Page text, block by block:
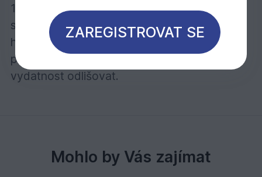
16 m2. Vydatnost závisí do značné míry na
stavu dřeva. Uvedené hodnoty se vztahují na
hladké hoblované/broušené dřevěné
povrchy, u ostatních povrchů se může
vydatnost odlišovat.
Mohlo by Vás zajímat
ZAREGISTROVAT SE